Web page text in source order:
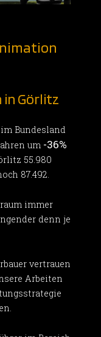
Görlitz
Bundesland
um -36%
55.980
87.492.
immer
denn je
vertrauen
Arbeiten